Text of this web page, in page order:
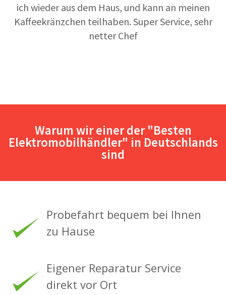
ich wieder aus dem Haus, und kann an meinen
Kaffeekränzchen teilhaben. Super Service, sehr
netter Chef
Warum wir einer der "Besten
Elektromobilhändler" in Deutschlands
sind
Probefahrt bequem bei Ihnen
zu Hause
Eigener Reparatur Service
direkt vor Ort